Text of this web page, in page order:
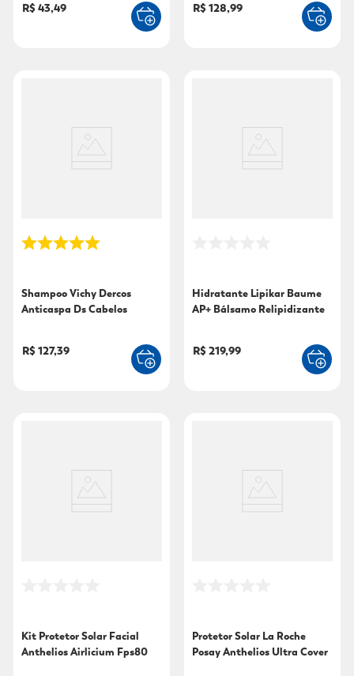
R$ 43,49 R$ 128,99
Shampoo Vichy Dercos
Anticaspa Ds Cabelos
R$ 127,39
Hidratante Lipikar Baume
AP+ Bálsamo Relipidizante
R$ 219,99
Kit Protetor Solar Facial
Anthelios Airlicium Fps80
Protetor Solar La Roche
Posay Anthelios Ultra Cover